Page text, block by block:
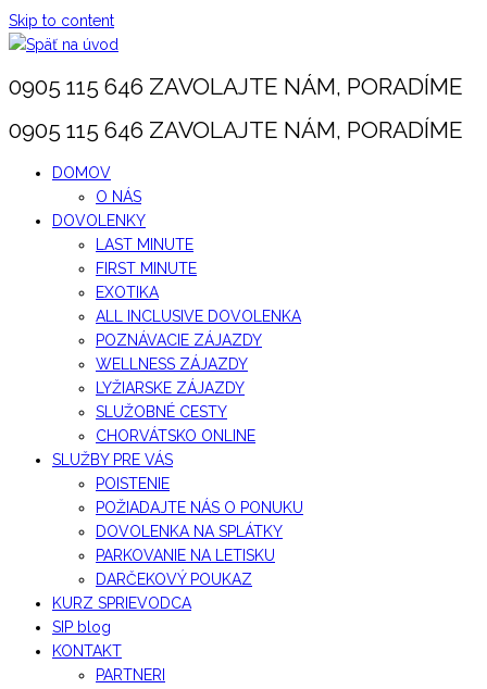
Skip to content
0905 115 646 ZAVOLAJTE NÁM, PORADÍME
0905 115 646 ZAVOLAJTE NÁM, PORADÍME
DOMOV
O NÁS
DOVOLENKY
LAST MINUTE
FIRST MINUTE
EXOTIKA
ALL INCLUSIVE DOVOLENKA
POZNÁVACIE ZÁJAZDY
WELLNESS ZÁJAZDY
LYŽIARSKE ZÁJAZDY
SLUŽOBNÉ CESTY
CHORVÁTSKO ONLINE
SLUŽBY PRE VÁS
POISTENIE
POŽIADAJTE NÁS O PONUKU
DOVOLENKA NA SPLÁTKY
PARKOVANIE NA LETISKU
DARČEKOVÝ POUKAZ
KURZ SPRIEVODCA
SIP blog
KONTAKT
PARTNERI